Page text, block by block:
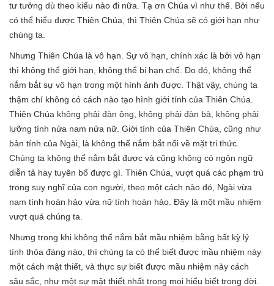
tư tưởng dù theo kiểu nào đi nữa. Tạ ơn Chúa vì như thế. Bởi nếu
có thể hiểu được Thiên Chúa, thì Thiên Chúa sẽ có giới hạn như
chúng ta.
Nhưng Thiên Chúa là vô hạn. Sự vô hạn, chính xác là bởi vô hạn
thì không thể giới hạn, không thể bị hạn chế. Do đó, không thể
nắm bắt sự vô hạn trong một hình ảnh được. Thật vậy, chúng ta
thậm chí không có cách nào tạo hình giới tính của Thiên Chúa.
Thiên Chúa không phải đàn ông, không phải đàn bà, không phải
lưỡng tính nửa nam nửa nữ. Giới tính của Thiên Chúa, cũng như
bản tính của Ngài, là không thể nắm bắt nổi về mặt tri thức.
Chúng ta không thể nắm bắt được và cũng không có ngôn ngữ
diễn tả hay tuyên bố được gì. Thiên Chúa, vượt quá các phạm trù
trong suy nghĩ của con người, theo một cách nào đó, Ngài vừa
nam tính hoàn hảo vừa nữ tính hoàn hảo. Đây là một mầu nhiệm
vượt quá chúng ta.
Nhưng trong khi không thể nắm bắt mầu nhiệm bằng bất kỳ lý
tính thỏa đáng nào, thì chúng ta có thể biết được mầu nhiệm này
một cách mật thiết, và thực sự biết được mầu nhiệm này cách
sâu sắc, như một sự mật thiết nhất trong mọi hiểu biết trong đời.